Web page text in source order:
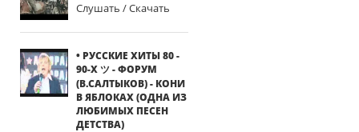
Слушать / Скачать
• РУССКИЕ ХИТЫ 80 -
90-Х ツ - ФОРУМ
(В.САЛТЫКОВ) - КОНИ
В ЯБЛОКАХ (ОДНА ИЗ
ЛЮБИМЫХ ПЕСЕН
ДЕТСТВА)